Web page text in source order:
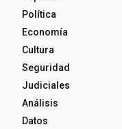
Política
Economía
Cultura
Seguridad
Judiciales
Análisis
Datos